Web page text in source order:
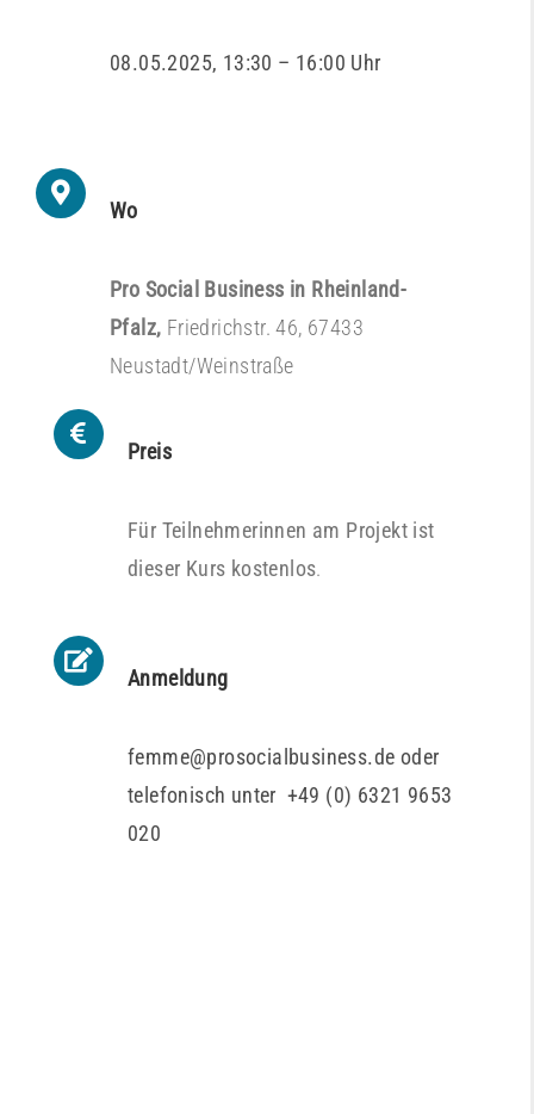
08.05.2025, 13:30 – 16:00 Uhr
Wo
Pro Social Business in Rheinland-
Pfalz, Friedrichstr. 46, 67433
Neustadt/Weinstraße
Preis
Für Teilnehmerinnen am Projekt ist
dieser Kurs kostenlos.
Anmeldung
femme@prosocialbusiness.de oder
telefonisch unter +49 (0) 6321 9653
020